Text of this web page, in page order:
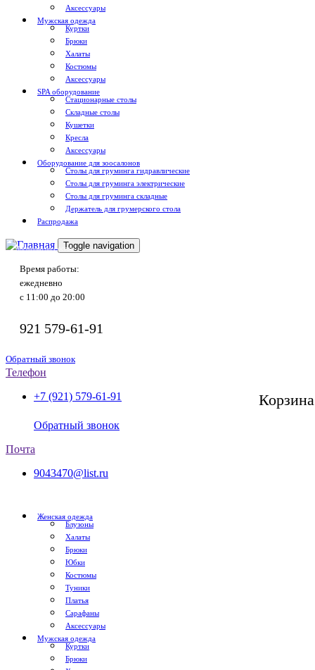
Аксессуары
Мужская одежда
Куртки
Брюки
Халаты
Костюмы
Аксессуары
SPA оборудование
Стационарные столы
Складные столы
Кушетки
Кресла
Аксессуары
Оборудование для зоосалонов
Столы для груминга гидравлические
Столы для груминга электрические
Столы для груминга складные
Держатель для грумерского стола
Распродажа
Доставка по РоссииToggle navigation
Время работы:
ежедневно
с 11:00 до 20:00
921 579-61-91
Обратный звонок
Корзина
Телефон
+7 (921) 579-61-91
Обратный звонок
Почта
9043470@list.ru
Женская одежда
Блузоны
Халаты
Брюки
Юбки
Костюмы
Туники
Платья
Сарафаны
Аксессуары
Мужская одежда
Куртки
Брюки